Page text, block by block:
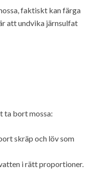
faktiskt kan färga
att undvika järnsulfat
ta bort mossa:
skräp och löv som
i rätt proportioner.